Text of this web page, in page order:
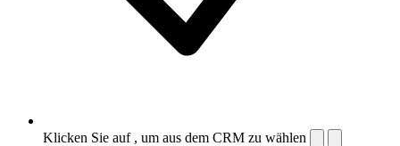
Klicken Sie auf , um aus dem CRM zu wählen